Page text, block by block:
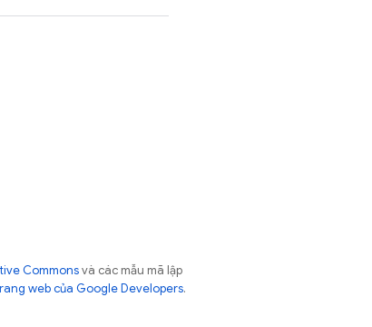
Commonsvà các mẫu mã lập
web của Google Developers.